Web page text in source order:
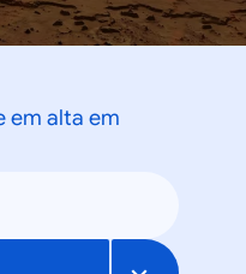
em alta em